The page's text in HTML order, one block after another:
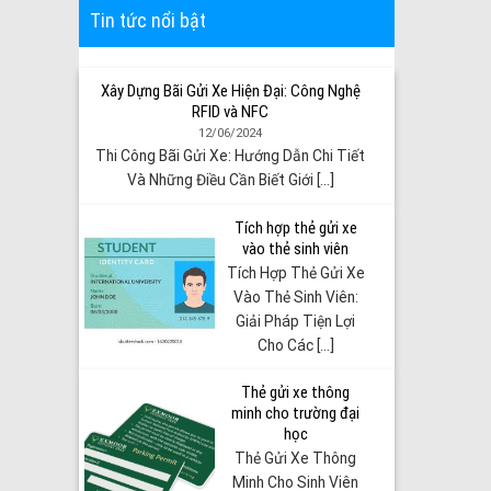
Tin tức nổi bật
Xây Dựng Bãi Gửi Xe Hiện Đại: Công Nghệ
RFID và NFC
12/06/2024
Thi Công Bãi Gửi Xe: Hướng Dẫn Chi Tiết
Và Những Điều Cần Biết Giới [...]
Tích hợp thẻ gửi xe
vào thẻ sinh viên
Tích Hợp Thẻ Gửi Xe
Vào Thẻ Sinh Viên:
Giải Pháp Tiện Lợi
Cho Các [...]
Thẻ gửi xe thông
minh cho trường đại
học
Thẻ Gửi Xe Thông
Minh Cho Sinh Viên